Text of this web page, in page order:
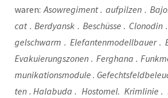
waren:Aso­w­re­gi­ment . auf­pil­zen .
cat . Ber­dy­ansk . Beschüs­se . Clo­no­din
gel­schwarm . Ele­fan­ten­mo­dell­bau­er .
Eva­ku­ie­rungs­zo­nen . Fergha­na .
mu­ni­ka­ti­ons­mo­dule .
ten . Hala­bu­da . Hosto­mel. Krim­li­nie .